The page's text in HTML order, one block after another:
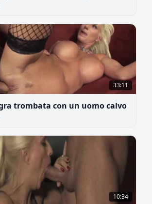
33:11
trombata con un uomo calvo
10:34